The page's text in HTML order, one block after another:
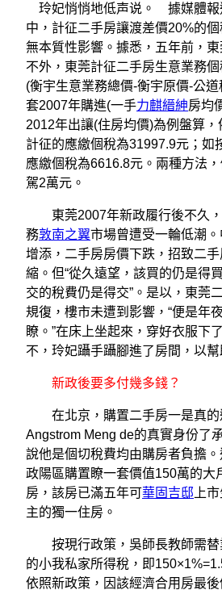
玲妃悄悄地低声说。 據媒體報
中，計征二手房讓渡差價20%的
無本質性影響。據悉，五年前，東
不外，東莞計征二手房生意業務個
(衡宇生意業務總價-衡宇原價-公
套2007年購進(一手力麒縉紳房均
2012年出讓(住房均價)為例盤算，
計征的應繳個稅為31997.9元；如
應繳個稅為6616.8元。兩種方法
駕2萬元。
東莞2007年新政履行後不久，
務敦南之翼市場曾遭受一輪低潮
增添，二手房房價下跌，招致二
縮。但“從久遠望，該買的仍是得
交的稅費仍是得交”。是以，東莞
規復，樓市未遭到影響，“便是年
瞭。”在床上坐起來，穿好衣服下
不，玲妃躡手躡腳進了房間，以
新政後要多付幾多錢？
在北京，購置二手房一是真的
Angstrom Meng de的真實身份了
說他是個切稅費均由購房者負擔
政陽區購置瞭一套價值150萬的大
房，該房已滿五年可華固吉邸 上
主的獨一住房。
按現行政策，吳師長教師需替
的小我私家所得稅，即
依照新政策，因該經濟合用房最後